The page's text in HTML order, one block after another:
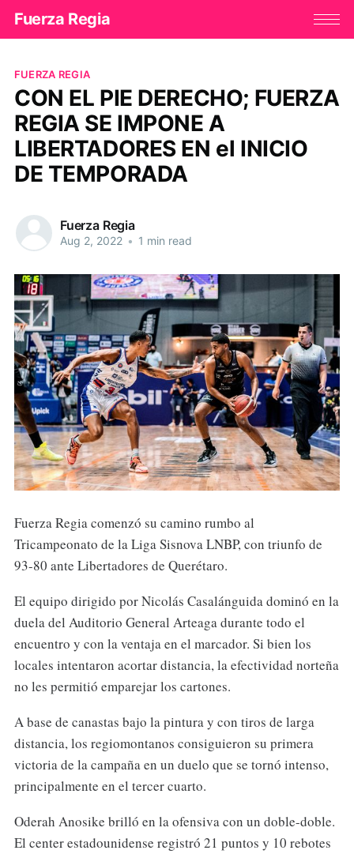
Fuerza Regia
FUERZA REGIA
CON EL PIE DERECHO; FUERZA
REGIA SE IMPONE A
LIBERTADORES EN el INICIO
DE TEMPORADA
Fuerza Regia
Aug 2, 2022 • 1 min read
Fuerza Regia comenzó su camino rumbo al
Tricampeonato de la Liga Sisnova LNBP, con triunfo de
93-80 ante Libertadores de Querétaro.
El equipo dirigido por Nicolás Casalánguida dominó en la
duela del Auditorio General Arteaga durante todo el
encuentro y con la ventaja en el marcador. Si bien los
locales intentaron acortar distancia, la efectividad norteña
no les permitió emparejar los cartones.
A base de canastas bajo la pintura y con tiros de larga
distancia, los regiomontanos consiguieron su primera
victoria de la campaña en un duelo que se tornó intenso,
principalmente en el tercer cuarto.
Oderah Anosike brilló en la ofensiva con un doble-doble.
El center estadounidense registró 21 puntos y 10 rebotes